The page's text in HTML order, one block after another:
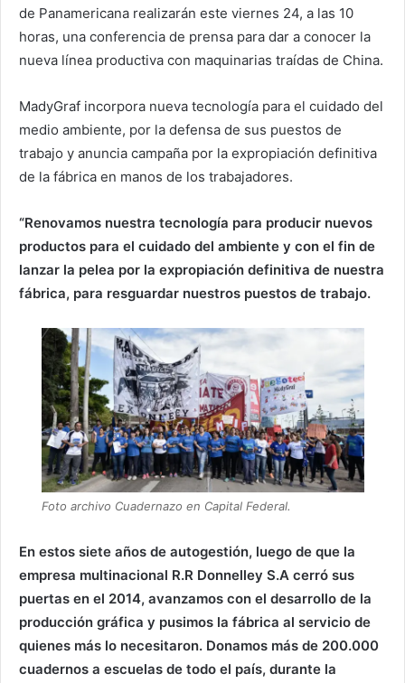
de Panamericana realizarán este viernes 24, a las 10
horas, una conferencia de prensa para dar a conocer la
nueva línea productiva con maquinarias traídas de China.
MadyGraf incorpora nueva tecnología para el cuidado del
medio ambiente, por la defensa de sus puestos de
trabajo y anuncia campaña por la expropiación definitiva
de la fábrica en manos de los trabajadores.
“Renovamos nuestra tecnología para producir nuevos
productos para el cuidado del ambiente y con el fin de
lanzar la pelea por la expropiación definitiva de nuestra
fábrica, para resguardar nuestros puestos de trabajo.
Foto archivo Cuadernazo en Capital Federal.
En estos siete años de autogestión, luego de que la
empresa multinacional R.R Donnelley S.A cerró sus
puertas en el 2014, avanzamos con el desarrollo de la
producción gráfica y pusimos la fábrica al servicio de
quienes más lo necesitaron. Donamos más de 200.000
cuadernos a escuelas de todo el país, durante la